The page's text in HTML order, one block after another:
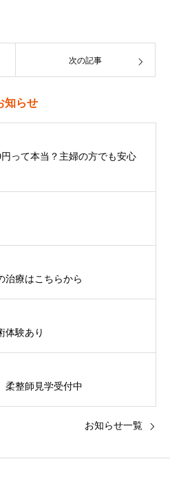
次の記事
知らせ
って本当？主婦の方でも安心
治療はこちらから
験あり
柔整師見学受付中
お知らせ一覧